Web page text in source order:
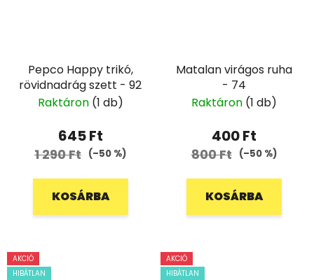
Pepco Happy trikó,
rövidnadrág szett - 92
Raktáron (1 db)
645 Ft
1 290 Ft (–50 %)
KOSÁRBA
Matalan virágos ruha
- 74
Raktáron (1 db)
400 Ft
800 Ft (–50 %)
KOSÁRBA
AKCIÓ
HIBÁTLAN
AKCIÓ
HIBÁTLAN